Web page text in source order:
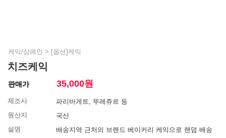
케익/샴페인 > [옵션]케익
치즈케익
판매가 35,000원
제조사
파리바게트, 뚜레쥬르 등
원산지
국산
설명
배송지역 근처의 브랜드 베이커리 케익으로 랜덤 배송